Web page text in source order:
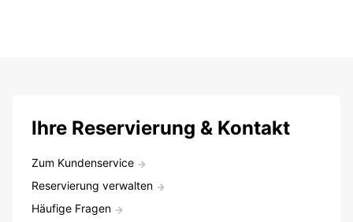
Ihre Reservierung & Kontakt
Zum Kundenservice
Reservierung verwalten
Häufige Fragen